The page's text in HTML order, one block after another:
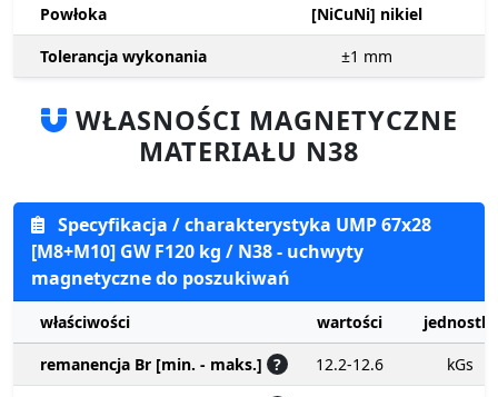
Powłoka
[NiCuNi] nikiel
Tolerancja wykonania
±1 mm
WŁASNOŚCI MAGNETYCZNE
MATERIAŁU N38
Specyfikacja / charakterystyka UMP 67x28
[M8+M10] GW F120 kg / N38 - uchwyty
magnetyczne do poszukiwań
właściwości wartości
jednostki
remanencja Br [min. - maks.] ? 12.2-12.6
kGs